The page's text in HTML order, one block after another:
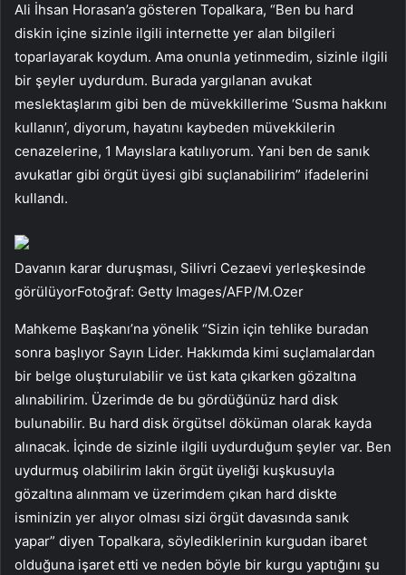
Ali İhsan Horasan’a gösteren Topalkara, “Ben bu hard
diskin içine sizinle ilgili internette yer alan bilgileri
toparlayarak koydum. Ama onunla yetinmedim, sizinle ilgili
bir şeyler uydurdum. Burada yargılanan avukat
meslektaşlarım gibi ben de müvekkillerime ‘Susma hakkını
kullanın’, diyorum, hayatını kaybeden müvekkilerin
cenazelerine, 1 Mayıslara katılıyorum. Yani ben de sanık
avukatlar gibi örgüt üyesi gibi suçlanabilirim” ifadelerini
kullandı.
Davanın karar duruşması, Silivri Cezaevi yerleşkesinde
görülüyorFotoğraf: Getty Images/AFP/M.Ozer
Mahkeme Başkanı’na yönelik “Sizin için tehlike buradan
sonra başlıyor Sayın Lider. Hakkımda kimi suçlamalardan
bir belge oluşturulabilir ve üst kata çıkarken gözaltına
alınabilirim. Üzerimde de bu gördüğünüz hard disk
bulunabilir. Bu hard disk örgütsel döküman olarak kayda
alınacak. İçinde de sizinle ilgili uydurduğum şeyler var. Ben
uydurmuş olabilirim lakin örgüt üyeliği kuşkusuyla
gözaltına alınmam ve üzerimdem çıkan hard diskte
isminizin yer alıyor olması sizi örgüt davasında sanık
yapar” diyen Topalkara, söylediklerinin kurgudan ibaret
olduğuna işaret etti ve neden böyle bir kurgu yaptığını şu